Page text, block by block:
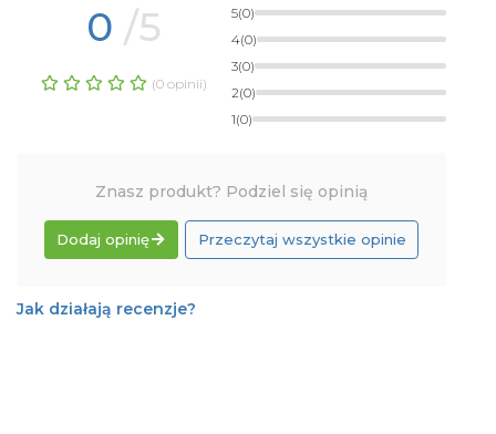
0 /5
(0 opinii)
5(0)
4(0)
3(0)
2(0)
1(0)
Znasz produkt? Podziel się opinią
Dodaj opinię Przeczytaj wszystkie opinie
Jak działają recenzje?